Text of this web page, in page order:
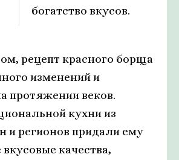
богатство вкусов.
рецепт красного борща
изменений и
протяжении веков.
кухни из
и регионов придали ему
качества,